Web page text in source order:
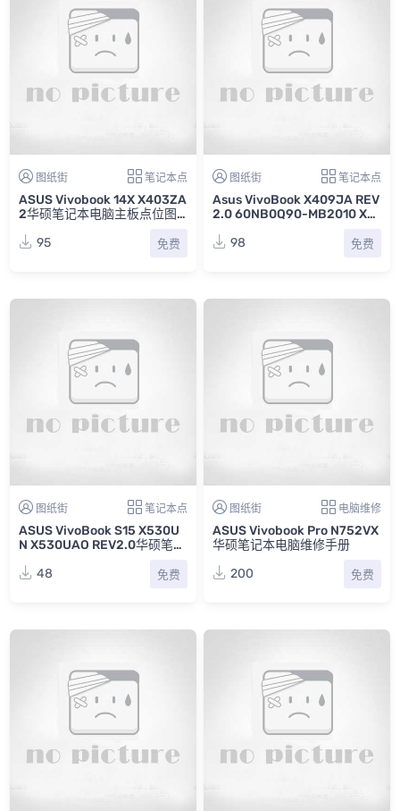
图纸街 笔记本点
ASUS Vivobook 14X X403ZA
2华硕笔记本电脑主板点位图F
95
免费
图纸街 笔记本点
Asus VivoBook X409JA REV
2.0 60NB0Q90-MB2010 X4
Z+PDF
98 免费
图纸街 笔记本点
ASUS VivoBook S15 X530U
N X530UAO REV2.0华硕笔记
48
免费
图纸街 电脑维修
ASUS Vivobook Pro N752VX
华硕笔记本电脑维修手册
200
免费